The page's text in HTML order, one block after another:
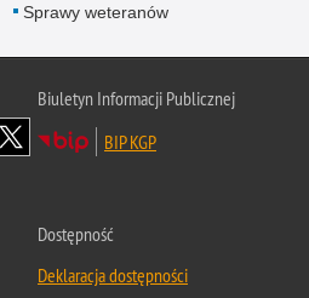
Sprawy weteranów
Biuletyn Informacji Publicznej
BIP KGP
Dostępność
Deklaracja dostępności